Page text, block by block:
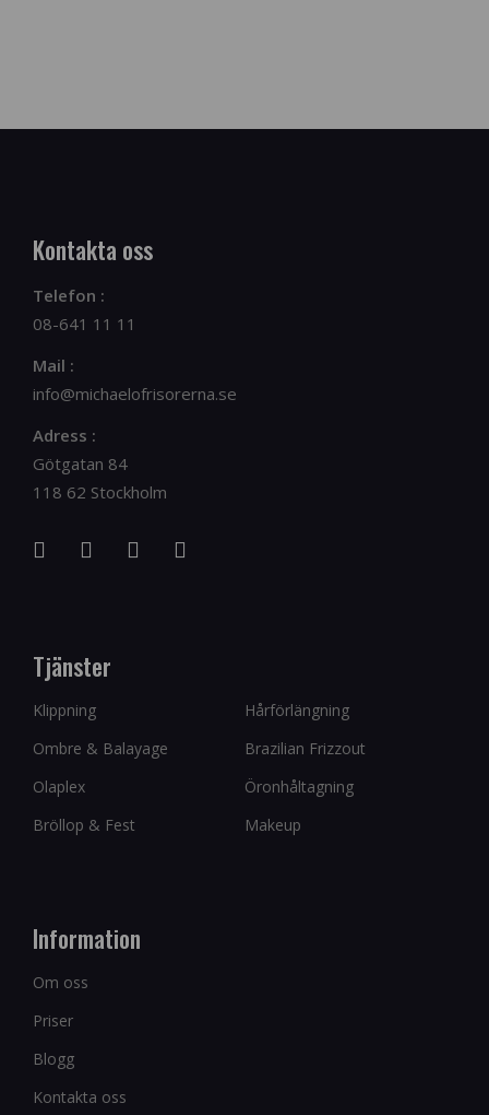
Kontakta oss
Telefon :
08-641 11 11
Mail :
info@michaelofrisorerna.se
Adress :
Götgatan 84
118 62 Stockholm
Tjänster
Klippning
Hårförlängning
Ombre & Balayage
Brazilian Frizzout
Olaplex
Öronhåltagning
Bröllop & Fest
Makeup
Information
Om oss
Priser
Blogg
Kontakta oss